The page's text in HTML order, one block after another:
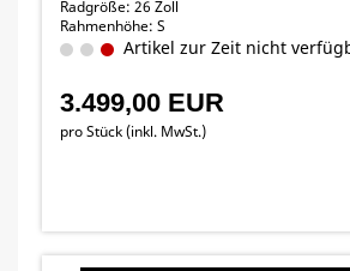
Radgröße: 26 Zoll
Rahmenhöhe: S
Artikel zur Zeit nicht
3.499,00 EUR
pro Stück (inkl. MwSt.)